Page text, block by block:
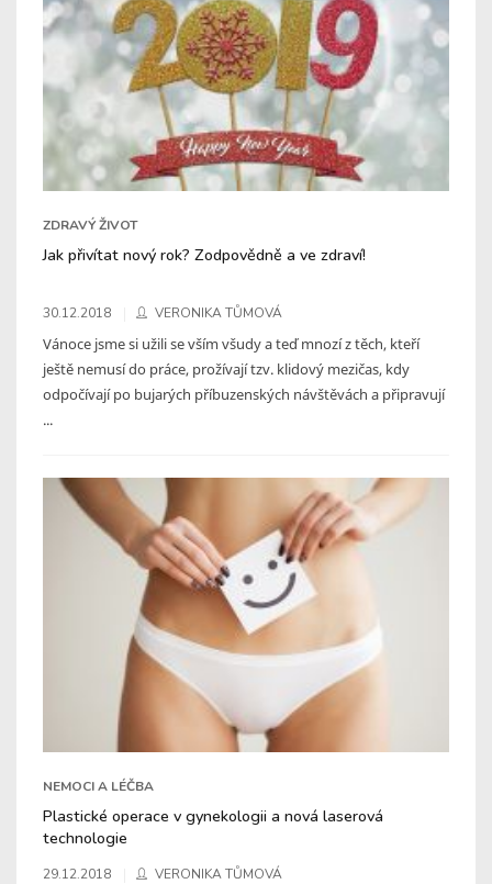
ZDRAVÝ ŽIVOT
Jak přivítat nový rok? Zodpovědně a ve zdraví!
30.12.2018 VERONIKA TŮMOVÁ
Vánoce jsme si užili se vším všudy a teď mnozí z těch, kteří
ještě nemusí do práce, prožívají tzv. klidový mezičas, kdy
odpočívají po bujarých příbuzenských návštěvách a připravují
...
NEMOCI A LÉČBA
Plastické operace v gynekologii a nová laserová
technologie
29.12.2018 VERONIKA TŮMOVÁ